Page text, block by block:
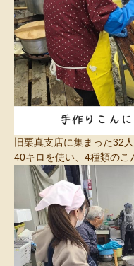
旧栗真支店に集まった32
40キロを使い、4種類のこ